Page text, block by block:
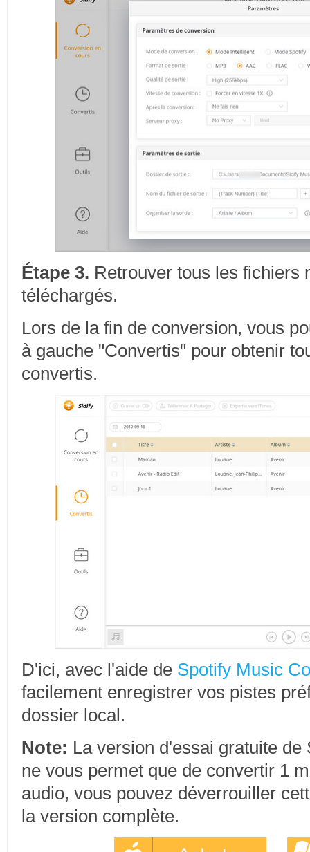
Étape 3. Retrouver tous les fichiers
téléchargés.
Lors de la fin de conversion, vous
à gauche "Convertis" pour obtenir
convertis.
D'ici, avec l'aide de Spotify Music
facilement enregistrer vos pistes
dossier local.
Note: La version d'essai gratuite
ne vous permet que de convertir 1
audio, vous pouvez déverrouiller
la version complète.